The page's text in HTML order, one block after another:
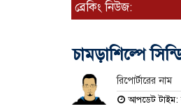
ব্রেকিং নিউজ:
চামড়াশিল্পে
রিপোর্টারের নাম
আপডেট টাইম: